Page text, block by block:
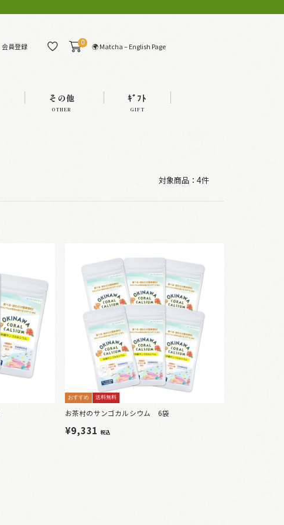
会員登録 0 🌍 Matcha – English Page
その他
OTHER
ｷﾞﾌﾄ
GIFT
対象商品：4件
おすすめ 送料無料
お茶村のサンゴカルシウム 6袋
¥9,331 税込